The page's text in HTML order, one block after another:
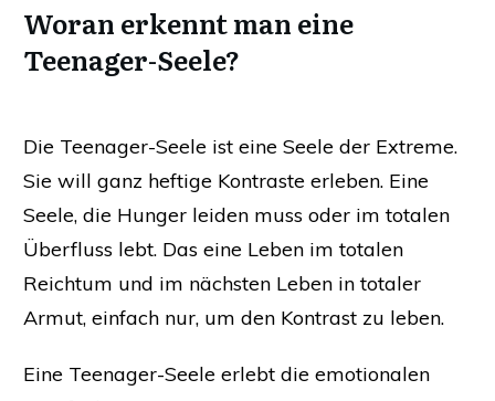
Woran erkennt man eine
Teenager-Seele?
Die Teenager-Seele ist eine Seele der Extreme.
Sie will ganz heftige Kontraste erleben. Eine
Seele, die Hunger leiden muss oder im totalen
Überfluss lebt. Das eine Leben im totalen
Reichtum und im nächsten Leben in totaler
Armut, einfach nur, um den Kontrast zu leben.
Eine Teenager-Seele erlebt die emotionalen